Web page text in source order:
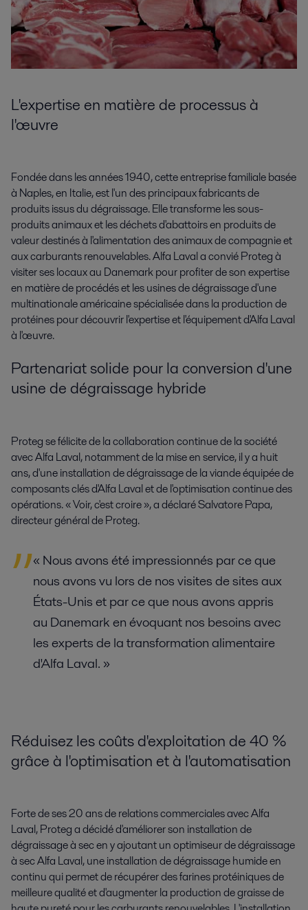
L'expertise en matière de processus à
l'œuvre
Fondée dans les années 1940, cette entreprise familiale basée
à Naples, en Italie, est l'un des principaux fabricants de
produits issus du dégraissage. Elle transforme les sous-
produits animaux et les déchets d'abattoirs en produits de
valeur destinés à l'alimentation des animaux de compagnie et
aux carburants renouvelables. Alfa Laval a convié Proteg à
visiter ses locaux au Danemark pour profiter de son expertise
en matière de procédés et les usines de dégraissage d'une
multinationale américaine spécialisée dans la production de
protéines pour découvrir l'expertise et l'équipement d'Alfa Laval
à l'œuvre.
Partenariat solide pour la conversion d'une
usine de dégraissage hybride
Proteg se félicite de la collaboration continue de la société
avec Alfa Laval, notamment de la mise en service, il y a huit
ans, d'une installation de dégraissage de la viande équipée de
composants clés d'Alfa Laval et de l'optimisation continue des
opérations. « Voir, c'est croire », a déclaré Salvatore Papa,
directeur général de Proteg.
« Nous avons été impressionnés par ce que
nous avons vu lors de nos visites de sites aux
États-Unis et par ce que nous avons appris
au Danemark en évoquant nos besoins avec
les experts de la transformation alimentaire
d'Alfa Laval. »
Réduisez les coûts d'exploitation de 40 %
grâce à l'optimisation et à l'automatisation
Forte de ses 20 ans de relations commerciales avec Alfa
Laval, Proteg a décidé d'améliorer son installation de
dégraissage à sec en y ajoutant un optimiseur de dégraissage
à sec Alfa Laval, une installation de dégraissage humide en
continu qui permet de récupérer des farines protéiniques de
meilleure qualité et d'augmenter la production de graisse de